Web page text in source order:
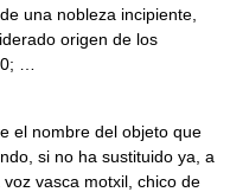
una nobleza incipiente,
origen de los
…
del objeto que
si no ha sustituido ya, a
vasca motxil, chico de